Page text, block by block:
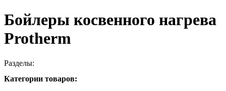
Бойлеры косвенного нагрева
Protherm
Разделы:
Категории товаров: